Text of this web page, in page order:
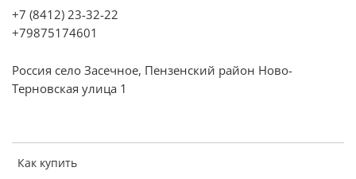
Как купить
+7 (8412) 23-32-22
+79875174601
Россия село Засечное, Пензенский район Ново-
Терновская улица 1